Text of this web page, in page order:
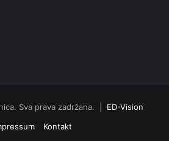
Sva prava zadržana. | ED-Vision
Kontakt